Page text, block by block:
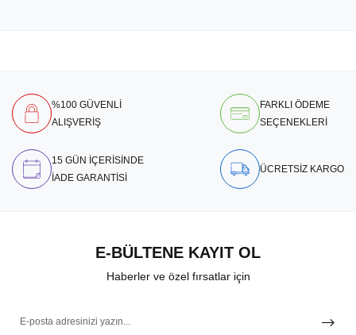
%100 GÜVENLİ
ALIŞVERİŞ
FARKLI ÖDEME
SEÇENEKLERİ
15 GÜN İÇERİSİNDE
İADE GARANTİSİ
ÜCRETSİZ KARGO
E-BÜLTENE KAYIT OL
Haberler ve özel fırsatlar için